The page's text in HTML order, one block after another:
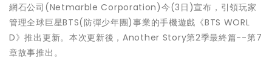
網石公司(Netmarble Corporation)今(3日)宣布，引領玩家
管理全球巨星BTS(防彈少年團)事業的手機遊戲《BTS WORL
D》推出更新。本次更新後，Another Story第2季最終篇--第7
章故事推出。